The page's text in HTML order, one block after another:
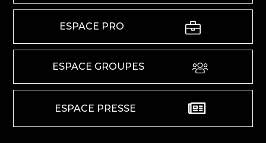
ESPACE PRO
ESPACE GROUPES
ESPACE PRESSE